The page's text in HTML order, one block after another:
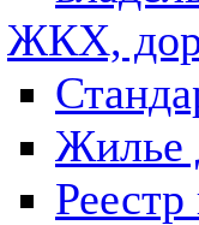
ЖКХ,
Жилье